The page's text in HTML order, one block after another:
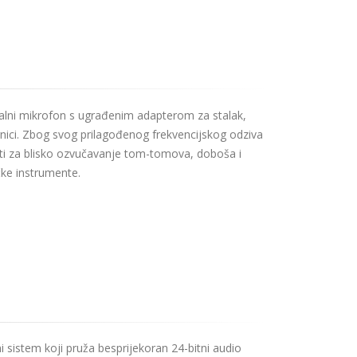
mikrofon s ugrađenim adapterom za stalak,
Zbog svog prilagođenog frekvencijskog odziva
za blisko ozvučavanje tom-tomova, doboša i
instrumente.
sistem koji pruža besprijekoran 24-bitni audio